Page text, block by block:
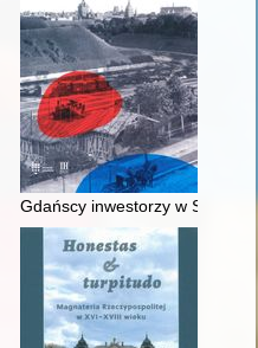
drawskiego od
Gdańscy inwestorzy w